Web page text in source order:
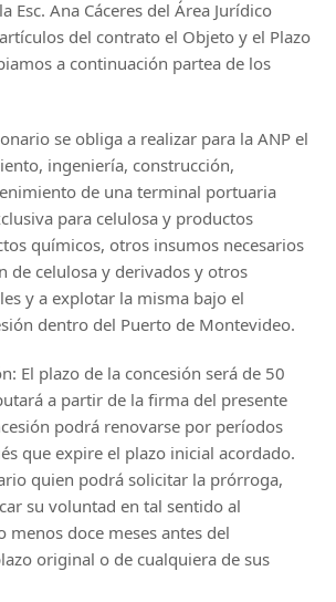
Esc. Ana Cáceres del Área Jurídico
del contrato el Objeto y el Plazo
a continuación partea de los
se obliga a realizar para la ANP el
ingeniería, construcción,
de una terminal portuaria
para celulosa y productos
químicos, otros insumos necesarios
de celulosa y derivados y otros
y a explotar la misma bajo el
dentro del Puerto de Montevideo.
El plazo de la concesión será de 50
a partir de la firma del presente
podrá renovarse por períodos
que expire el plazo inicial acordado.
quien podrá solicitar la prórroga,
su voluntad en tal sentido al
menos doce meses antes del
original o de cualquiera de sus